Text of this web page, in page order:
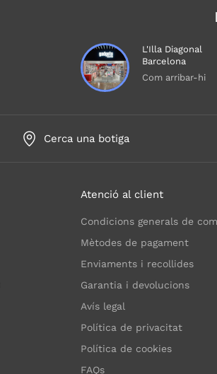
L'Illa Diagonal
Barcelona
Com arribar-hi
Cerca una botiga
Atenció al client
Condicions generals de
Mètodes de pagament
Enviaments i recollides
Garantia i devolucions
Avís legal
Política de privacitat
Política de cookies
FAQs